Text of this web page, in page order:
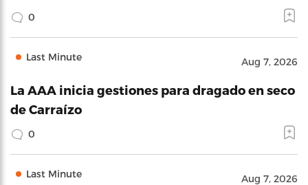
0
Last Minute Aug 7, 2026
La AAA inicia gestiones para dragado en seco
de Carraízo
0
Last Minute Aug 7, 2026